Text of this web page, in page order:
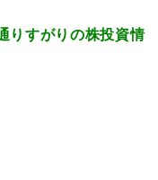
りすがりの株投資情